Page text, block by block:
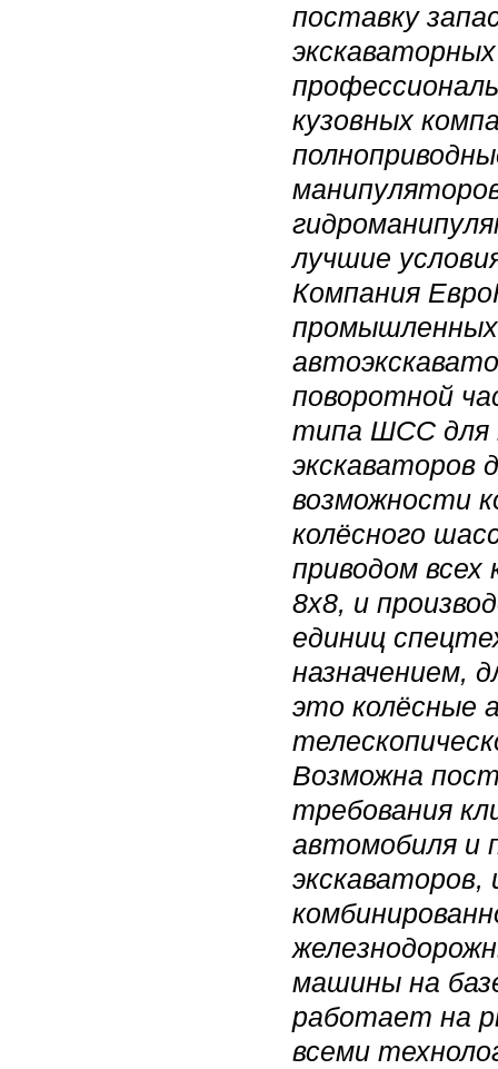
поставку
кузовных
лучшие
Компания
промышленных
поворотной
типа ШСС для
экскаваторов
возможности
колёсного
приводом
8х8, и
единиц
назначением,
это колёсные
Возможна
требования
автомобиля и
экскаваторов,
машины на
работает на
всеми